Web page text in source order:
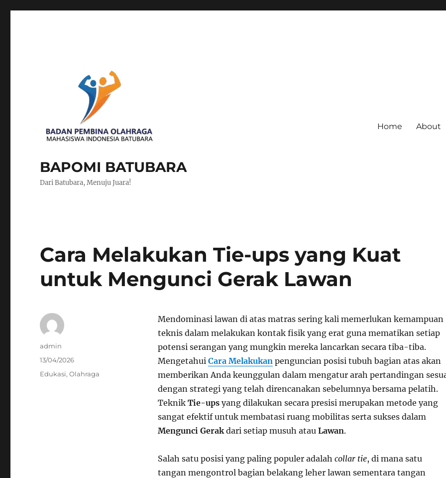
BAPOMI BATUBARA
Dari Batubara, Menuju Juara!
Home About
Cara Melakukan Tie-ups yang Kuat
untuk Mengunci Gerak Lawan
Mendominasi lawan di atas matras sering kali memerlukan kemampuan
teknis dalam melakukan kontak fisik yang erat guna mematikan setiap
potensi serangan yang mungkin mereka lancarkan secara tiba-tiba.
Mengetahui Cara Melakukanpenguncian posisi tubuh bagian atas akan
memberikan Anda keunggulan dalam mengatur arah pertandingan
dengan strategi yang telah direncanakan sebelumnya bersama pelatih.
Teknik Tie-upsyang dilakukan secara presisi merupakan metode yang
sangat efektif untuk membatasi ruang mobilitas serta sukses dalam
Mengunci Gerakdari setiap musuh atau Lawan.
Salah satu posisi yang paling populer adalah collar tie, di mana satu
tangan mengontrol bagian belakang leher lawan sementara tangan
Author
admin
Posted
on
13/04/2026
Categories
Edukasi,Olahraga